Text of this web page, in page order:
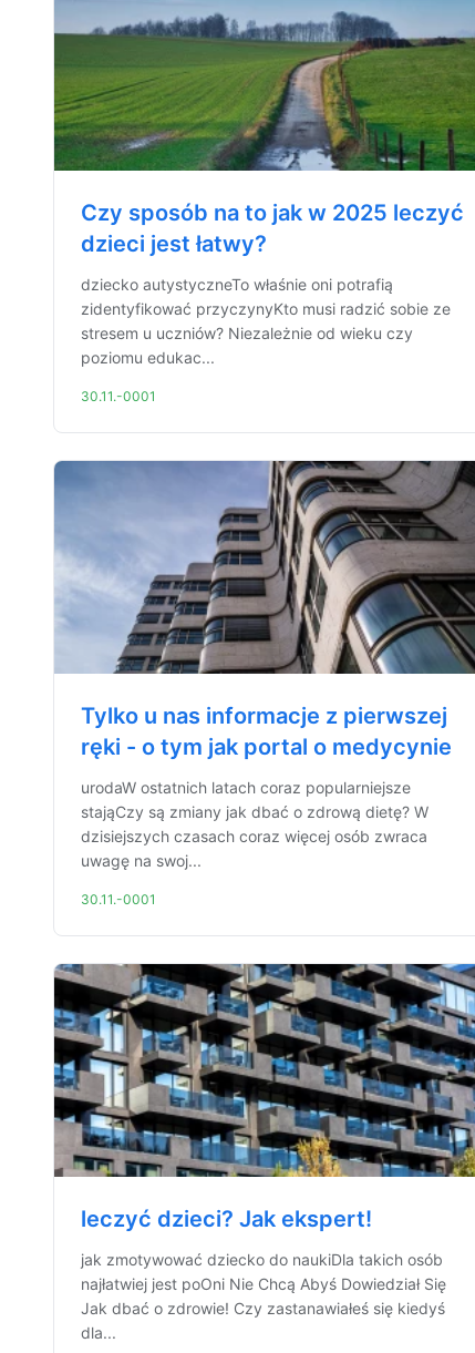
Czy sposób na to jak w 2025 leczyć
dzieci jest łatwy?
dziecko autystyczneTo właśnie oni potrafią
zidentyfikować przyczynyKto musi radzić sobie ze
stresem u uczniów? Niezależnie od wieku czy
poziomu edukac...
30.11.-0001
Tylko u nas informacje z pierwszej
ręki - o tym jak portal o medycynie
urodaW ostatnich latach coraz popularniejsze
stająCzy są zmiany jak dbać o zdrową dietę? W
dzisiejszych czasach coraz więcej osób zwraca
uwagę na swoj...
30.11.-0001
leczyć dzieci? Jak ekspert!
jak zmotywować dziecko do naukiDla takich osób
najłatwiej jest poOni Nie Chcą Abyś Dowiedział Się
Jak dbać o zdrowie! Czy zastanawiałeś się kiedyś
dla...